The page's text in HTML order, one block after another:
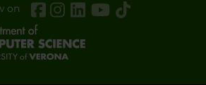
on